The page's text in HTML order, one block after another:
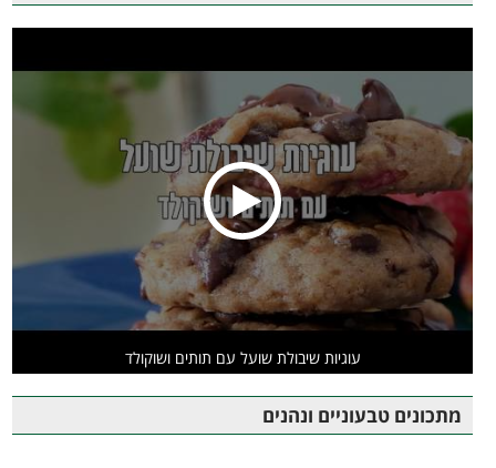
עוגיות שיבולת שועל עם תותים ושוקולד
מתכונים טבעוניים ונהנים